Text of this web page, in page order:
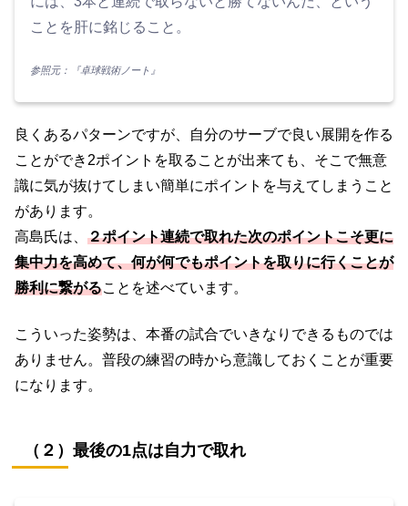
ことを肝に銘じること。
参照元：『卓球戦術ノート』
良くあるパターンですが、自分のサーブで良い展開を作る
ことができ2ポイントを取ることが出来ても、そこで無意
識に気が抜けてしまい簡単にポイントを与えてしまうこと
があります。
高島氏は、 ２ポイント連続で取れた次のポイントこそ更に
集中力を高めて、何が何でもポイントを取りに行くことが
勝利に繋がることを述べています。
こういった姿勢は、本番の試合でいきなりできるものでは
ありません。普段の練習の時から意識しておくことが重要
になります。
（２）最後の1点は自力で取れ